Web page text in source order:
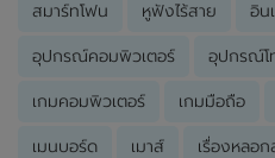
สมาร์ทโฟน หูฟังไร้สาย อิน
อุปกรณ์คอมพิวเตอร์ อุปกรณ์โ
เกมคอมพิวเตอร์ เกมมือถือ
เมนบอร์ด เมาส์ เรื่องหลอก